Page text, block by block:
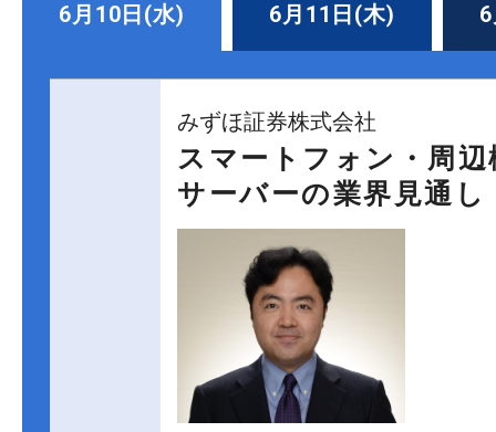
6月10日(水) 6月11日(木)
みずほ証券株式会社
スマートフォン・周
サーバーの業界見通し